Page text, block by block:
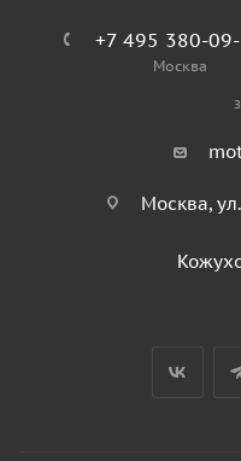
+7 495 380-
Москва
Москва,